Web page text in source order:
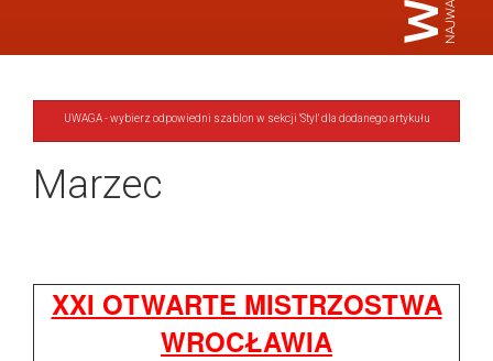
UWAGA - wybierz odpowiedni szablon w sekcji 'Styl' dla dodanego artykułu
Marzec
XXI OTWARTE MISTRZOSTWA
WROCŁAWIA